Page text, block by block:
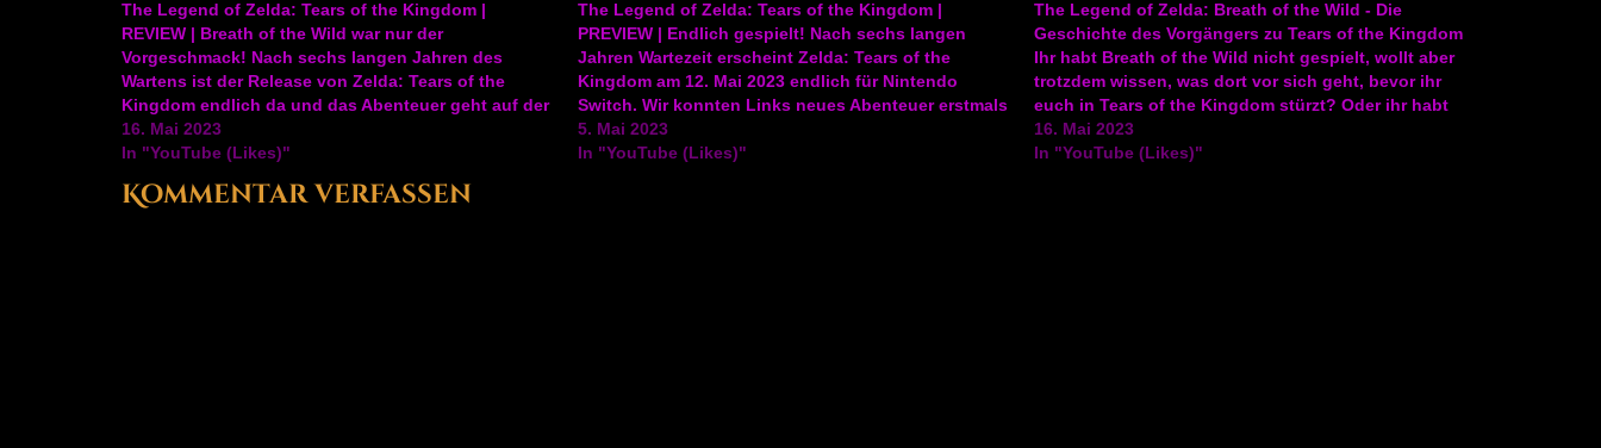
The Legend of Zelda: Tears of the Kingdom |
REVIEW | Breath of the Wild war nur der
Vorgeschmack! Nach sechs langen Jahren des
Wartens ist der Release von Zelda: Tears of the
Kingdom endlich da und das Abenteuer geht auf der
Nintendo Switch los! Kann es das herausragende
Breath…
16. Mai 2023
In "YouTube (Likes)"
The Legend of Zelda: Tears of the Kingdom |
PREVIEW | Endlich gespielt! Nach sechs langen
Jahren Wartezeit erscheint Zelda: Tears of the
Kingdom am 12. Mai 2023 endlich für Nintendo
Switch. Wir konnten Links neues Abenteuer erstmals
spielen und verraten euch in unserer Vorschau, wie
gut sich die Rückkehr…
5. Mai 2023
In "YouTube (Likes)"
The Legend of Zelda: Breath of the Wild - Die
Geschichte des Vorgängers zu Tears of the Kingdom
Ihr habt Breath of the Wild nicht gespielt, wollt aber
trotzdem wissen, was dort vor sich geht, bevor ihr
euch in Tears of the Kingdom stürzt? Oder ihr habt
es gespielt, wollt…
16. Mai 2023
In "YouTube (Likes)"
Kommentar verfassen